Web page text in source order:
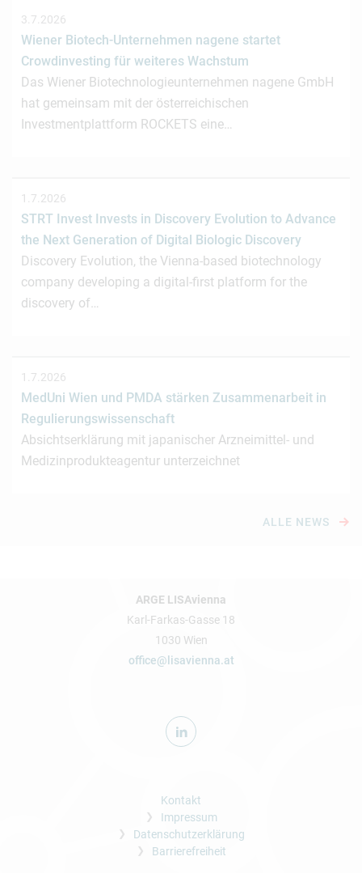
3.7.2026
Wiener Biotech-Unternehmen nagene startet
Crowdinvesting für weiteres Wachstum
Das Wiener Biotechnologieunternehmen nagene GmbH
hat gemeinsam mit der österreichischen
Investmentplattform ROCKETS eine…
1.7.2026
STRT Invest Invests in Discovery Evolution to Advance
the Next Generation of Digital Biologic Discovery
Discovery Evolution, the Vienna-based biotechnology
company developing a digital-first platform for the
discovery of…
1.7.2026
MedUni Wien und PMDA stärken Zusammenarbeit in
Regulierungswissenschaft
Absichtserklärung mit japanischer Arzneimittel- und
Medizinprodukteagentur unterzeichnet
ALLE NEWS
ARGE LISAvienna
Karl-Farkas-Gasse 18
1030 Wien
office@lisavienna.at
Kontakt
Impressum
Datenschutzerklärung
Barrierefreiheit